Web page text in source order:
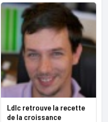
Ldlc retrouve la recette
de la croissance